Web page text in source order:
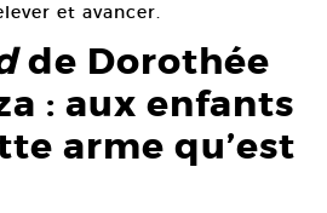
et avancer.
de Dorothée
: aux enfants
arme qu’est